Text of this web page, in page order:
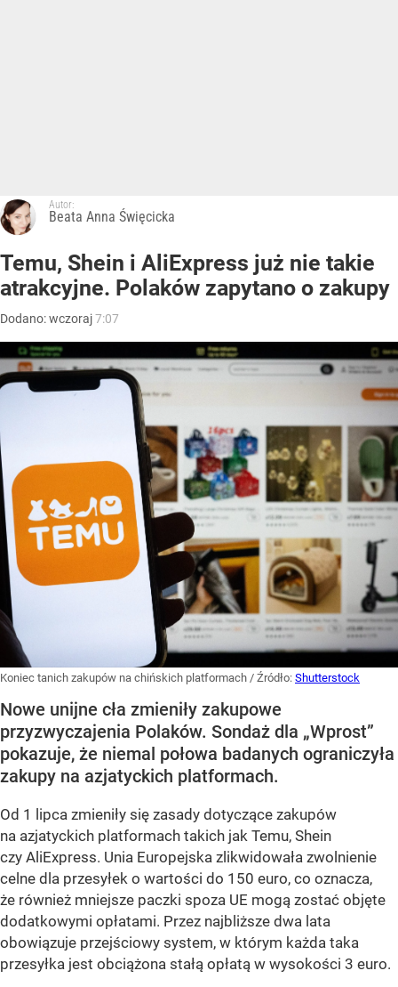
Autor:
Beata Anna Święcicka
Temu, Shein i AliExpress już nie takie
atrakcyjne. Polaków zapytano o zakupy
Dodano:wczoraj7:07
Koniec tanich zakupów na chińskich platformach / Źródło: Shutterstock
Nowe unijne cła zmieniły zakupowe
przyzwyczajenia Polaków. Sondaż dla „Wprost”
pokazuje, że niemal połowa badanych ograniczyła
zakupy na azjatyckich platformach.
Od 1 lipca zmieniły się zasady dotyczące zakupów
na azjatyckich platformach takich jak Temu, Shein
czy AliExpress. Unia Europejska zlikwidowała zwolnienie
celne dla przesyłek o wartości do 150 euro, co oznacza,
że również mniejsze paczki spoza UE mogą zostać objęte
dodatkowymi opłatami. Przez najbliższe dwa lata
obowiązuje przejściowy system, w którym każda taka
przesyłka jest obciążona stałą opłatą w wysokości 3 euro.